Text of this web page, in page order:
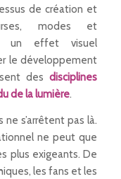
de création et
modes et
un effet visuel
le développement
desdisciplines
de la lumière.
s’arrêtent pas là.
ne peut que
plus exigeants. De
les fans et les